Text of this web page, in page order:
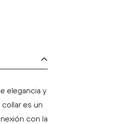
elegancia y
es un
con la